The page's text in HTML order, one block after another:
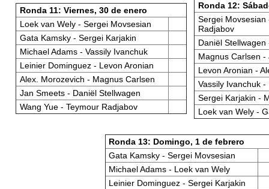
Ronda 11: Viernes, 30 de enero
Loek van Wely - Sergei Movsesian
Gata Kamsky - Sergei Karjakin
Michael Adams - Vassily Ivanchuk
Leinier Dominguez - Levon Aronian
Alex. Morozevich - Magnus Carlsen
Jan Smeets - Daniël Stellwagen
Wang Yue - Teymour Radjabov
Ronda 12:
Sergei Movsesian
Radjabov
Daniël Stellwagen
Magnus Carlsen -
Levon Aronian -
Vassily Ivanchuk
Sergei Karjakin -
Loek van Wely -
Ronda 13: Domingo, 1 de febrero
Gata Kamsky - Sergei Movsesian
Michael Adams - Loek van Wely
Leinier Dominguez - Sergei Karjakin